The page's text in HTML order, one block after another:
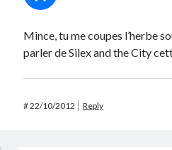
Mince, tu me coupes l’herbe
parler de Silex and the City
#22/10/2012 Reply